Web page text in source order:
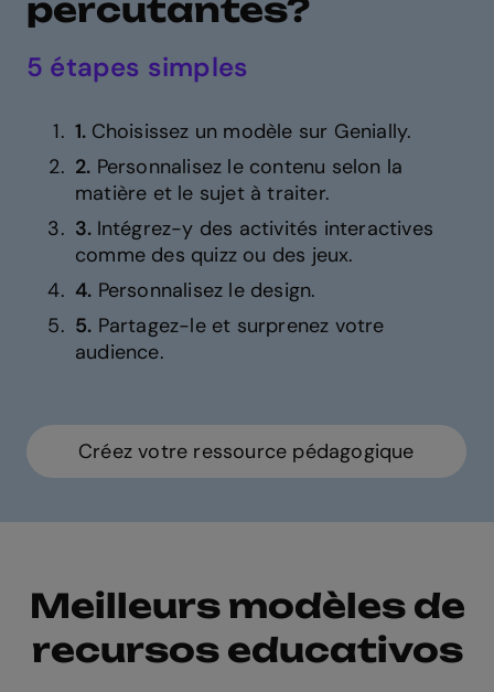
percutantes?
5 étapes simples
1. Choisissez un modèle sur Genially.
2. Personnalisez le contenu selon la
matière et le sujet à traiter.
3. Intégrez-y des activités interactives
comme des quizz ou des jeux.
4. Personnalisez le design.
5. Partagez-le et surprenez votre
audience.
Créez votre ressource pédagogique
Meilleurs modèles de
recursos educativos